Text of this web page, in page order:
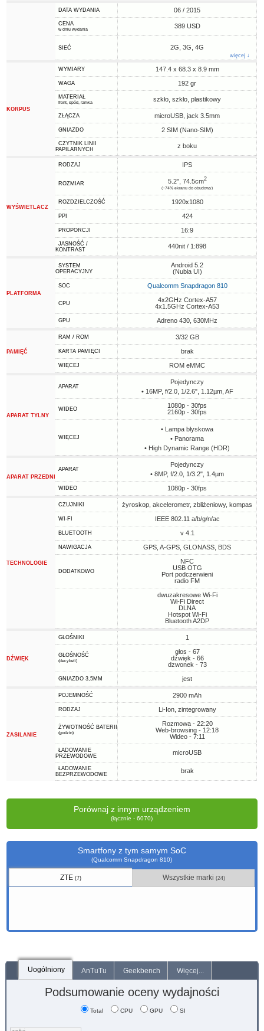
DATA WYDANIA 06 / 2015
CENA
w dniu wydania 389 USD
SIEĆ 2G, 3G, 4G
więcej ↓
KORPUS
WYMIARY 147.4 x 68.3 x 8.9 mm
WAGA 192 gr
MATERIAŁ
front, spód, ramka szkło, szkło, plastikowy
ZŁĄCZA microUSB, jack 3.5mm
GNIAZDO 2 SIM (Nano-SIM)
CZYTNIK LINII
PAPILARNYCH
z boku
WYŚWIETLACZ
RODZAJ IPS
ROZMIAR 5.2", 74.5cm2
(~74% ekranu do obudowy)
ROZDZIELCZOŚĆ 1920x1080
PPI 424
PROPORCJI 16:9
JASNOŚĆ /
KONTRAST
440nit / 1:898
PLATFORMA
SYSTEM
OPERACYJNY
Android 5.2
(Nubia UI)
SOC Qualcomm Snapdragon 810
CPU
4x2GHz Cortex-A57
4x1.5GHz Cortex-A53
GPU Adreno 430, 630MHz
PAMIĘĆ
RAM / ROM 3/32 GB
KARTA PAMIĘCI brak
WIĘCEJ ROM eMMC
APARAT TYLNY
APARAT
Pojedynczy
• 16MP, f/2.0, 1/2.6", 1.12µm, AF
WIDEO
1080p - 30fps
2160p - 30fps
WIĘCEJ
• Lampa błyskowa
• Panorama
• High Dynamic Range (HDR)
APARAT PRZEDNI
APARAT
Pojedynczy
• 8MP, f/2.0, 1/3.2", 1.4µm
WIDEO 1080p - 30fps
TECHNOLOGIE
CZUJNIKI żyroskop, akcelerometr, zbliżeniowy, kompas
WI-FI IEEE 802.11 a/b/g/n/ac
BLUETOOTH v 4.1
NAWIGACJA GPS, A-GPS, GLONASS, BDS
DODATKOWO
NFC
USB OTG
Port podczerwieni
radio FM
dwuzakresowe Wi-Fi
Wi-Fi Direct
DLNA
Hotspot Wi-Fi
Bluetooth A2DP
DŹWIĘK
GŁOŚNIKI 1
GŁOŚNOŚĆ
(decybeli)
głos - 67
dźwięk - 66
dzwonek - 73
GNIAZDO 3,5MM jest
ZASILANIE
POJEMNOŚĆ 2900 mAh
RODZAJ Li-Ion, zintegrowany
ŻYWOTNOŚĆ BATERII
(godzin)
Rozmowa - 22:20
Web-browsing - 12:18
Wideo - 7:11
ŁADOWANIE
PRZEWODOWE
microUSB
ŁADOWANIE
BEZPRZEWODOWE
brak
Porównaj z innym urządzeniem
(łącznie - 6070)
Smartfony z tym samym SoC
(Qualcomm Snapdragon 810)
ZTE(7) Wszystkie marki (24)
Uogólniony AnTuTu Geekbench Więcej...
Podsumowanie oceny wydajności
Total CPU GPU SI